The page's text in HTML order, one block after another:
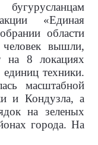
«Единая
области
вышли,
на 8 локациях
техники.
масштабной
и Кондузла, а
на зеленых
города. На